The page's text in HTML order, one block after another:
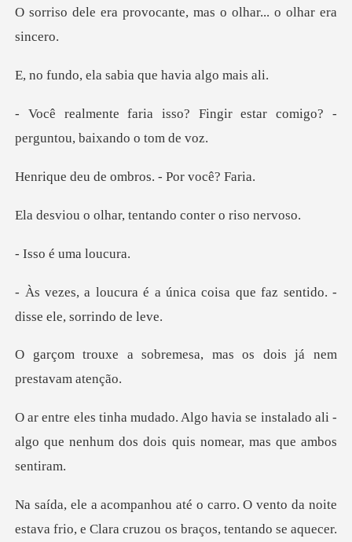
vocante, mas o olhar..
a sabia que hav
Fingir estar comigo? -
perg
e ombros. - Po
ar, tentando cont
é uma l
ica coisa que faz sentido. -
emesa, mas os dois já
se instalado ali -
algo que nenhum dos
o, e Clara cruzou os braços, tentando se aquecer.